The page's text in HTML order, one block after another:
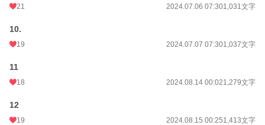
21 2024.07.06 07:301,031文字
10.
19 2024.07.07 07:301,037文字
11
18 2024.08.14 00:021,279文字
12
19 2024.08.15 00:251,413文字